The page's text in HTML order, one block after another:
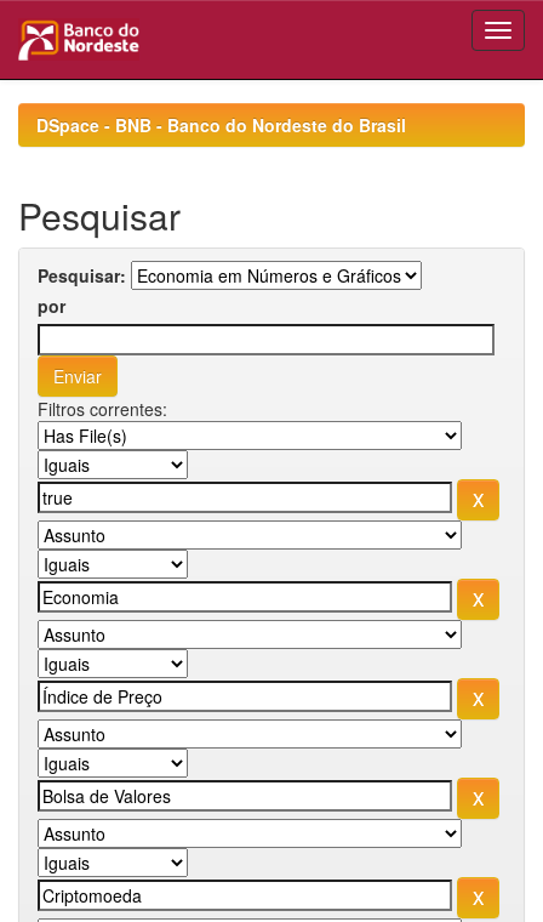
navigationDSpace - BNB - Banco do Nordeste do Brasil
Pesquisar
Pesquisar:
por
Filtros correntes: